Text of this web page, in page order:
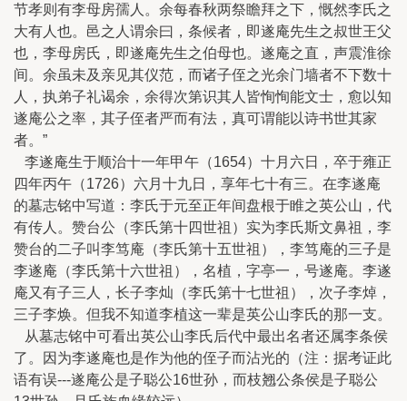
节孝则有李母房孺人。余每春秋两祭瞻拜之下，慨然李氏之
大有人也。邑之人谓余曰，条候者，即遂庵先生之叔世王父
也，李母房氏，即遂庵先生之伯母也。遂庵之直，声震淮徐
间。余虽未及亲见其仪范，而诸子侄之光余门墙者不下数十
人，执弟子礼谒余，余得次第识其人皆恂恂能文士，愈以知
遂庵公之率，其子侄者严而有法，真可谓能以诗书世其家
者。”
李遂庵生于顺治十一年甲午（1654）十月六日，卒于雍正
四年丙午（1726）六月十九日，享年七十有三。在李遂庵
的墓志铭中写道：李氏于元至正年间盘根于睢之英公山，代
有传人。赞台公（李氏第十四世祖）实为李氏斯文鼻祖，李
赞台的二子叫李笃庵（李氏第十五世祖），李笃庵的三子是
李遂庵（李氏第十六世祖），名植，字亭一，号遂庵。李遂
庵又有子三人，长子李灿（李氏第十七世祖），次子李焯，
三子李焕。但我不知道李植这一辈是英公山李氏的那一支。
从墓志铭中可看出英公山李氏后代中最出名者还属李条侯
了。因为李遂庵也是作为他的侄子而沾光的（注：据考证此
语有误---遂庵公是子聪公16世孙，而枝翘公条侯是子聪公